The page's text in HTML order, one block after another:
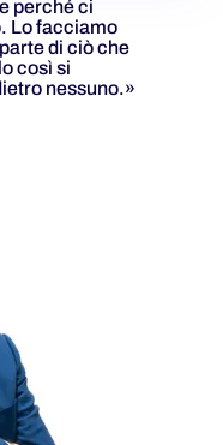
perché ci
Lo facciamo
di ciò che
così si
nessuno.»